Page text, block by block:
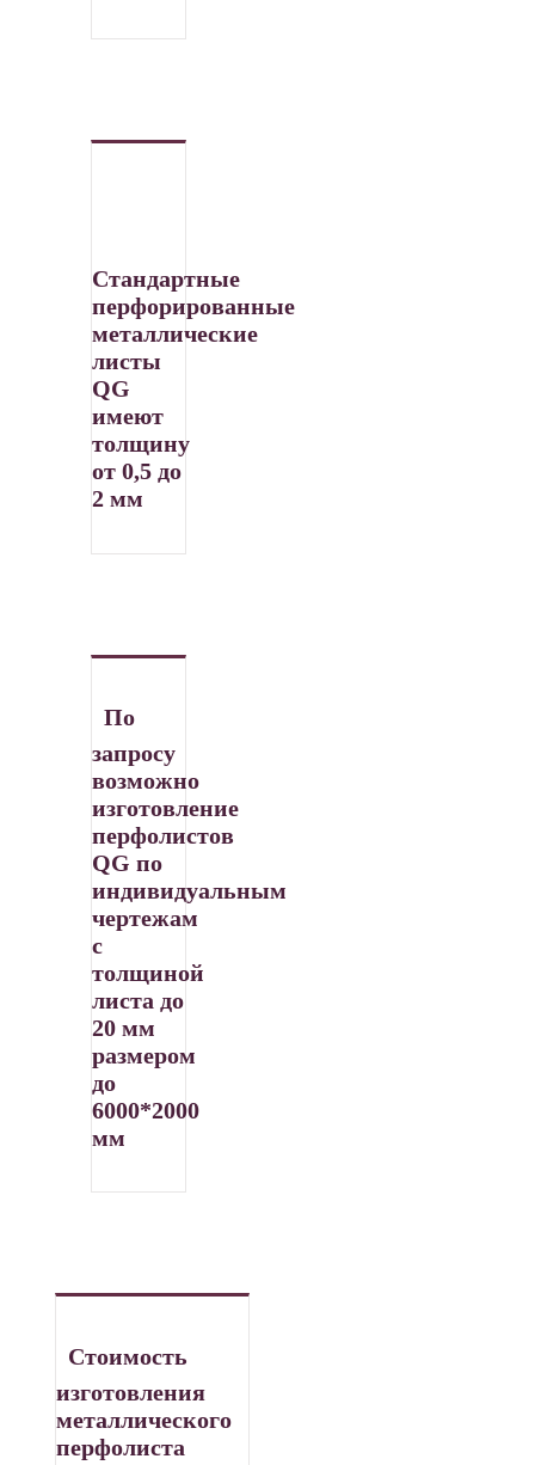
Стандартные
перфорированные
металлические
листы
QG
имеют
толщину
от 0,5 до
2 мм
По
запросу
возможно
изготовление
перфолистов
QG по
индивидуальным
чертежам
с
толщиной
листа до
20 мм
размером
до
6000*2000
мм
Стоимость
изготовления
металлического
перфолиста